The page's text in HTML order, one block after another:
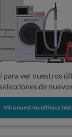
para ver nuestros
de
Mira nuestros últimos